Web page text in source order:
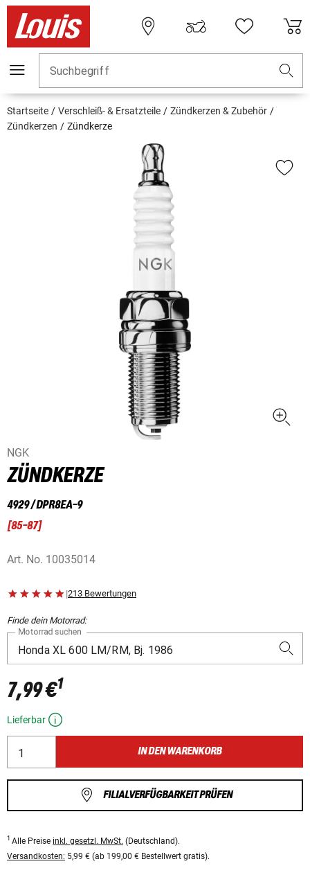
Suchbegriff
Startseite Verschleiß- & Ersatzteile
Zündkerzen & Zubehör
Zündkerzen
Zündkerze
NGK
ZÜNDKERZE
4929 / DPR8EA-9
[85-87]
Art. No. 10035014
|213 Bewertungen
Finde dein Motorrad:
Motorrad suchen
7,99 €1
Lieferbar
IN DEN WARENKORB
FILIALVERFÜGBARKEIT PRÜFEN
1 Alle Preise inkl. gesetzl. MwSt. (Deutschland).
Versandkosten: 5,99 € (ab 199,00 € Bestellwert gratis).